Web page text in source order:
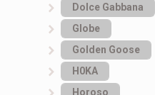
Dolce Gabbana
Globe
Golden Goose
H0KA
Horoso